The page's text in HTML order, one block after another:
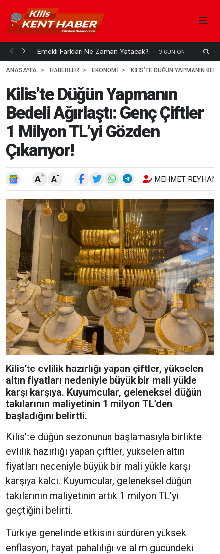
mi... Emekli Farkları Ne Zaman Yatacak? 3 GÜN ÖNCE
ANASAYFA
HABERLER EKONOMİ KILIS’TE DÜĞÜN YAPMANIN
Kilis’te Düğün Yapmanın
Bedeli Ağırlaştı: Genç Çiftler
1 Milyon TL’yi Gözden
Çıkarıyor!
A+ A- MEHMET
Kilis’te evlilik hazırlığı yapan çiftler, yükselen
altın fiyatları nedeniyle büyük bir mali yükle
karşı karşıya. Kuyumcular, geleneksel düğün
takılarının maliyetinin 1 milyon TL’den
başladığını belirtti.
Kilis’te düğün sezonunun başlamasıyla birlikte
evlilik hazırlığı yapan çiftler, yükselen altın
fiyatları nedeniyle büyük bir mali yükle karşı
karşıya kaldı. Kuyumcular, geleneksel düğün
takılarının maliyetinin artık 1 milyon TL’yi
geçtiğini belirti.
Türkiye genelinde etkisini sürdüren yüksek
enflasyon, hayat pahalılığı ve alım gücündeki